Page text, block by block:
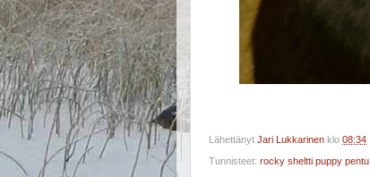
Lähettänyt Jari Lukkarinen klo 08:34
Tunnisteet: rocky sheltti puppy pentu